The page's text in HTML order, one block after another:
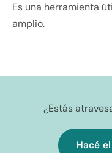
Es una herramienta
amplio.
¿Estás
Hacé